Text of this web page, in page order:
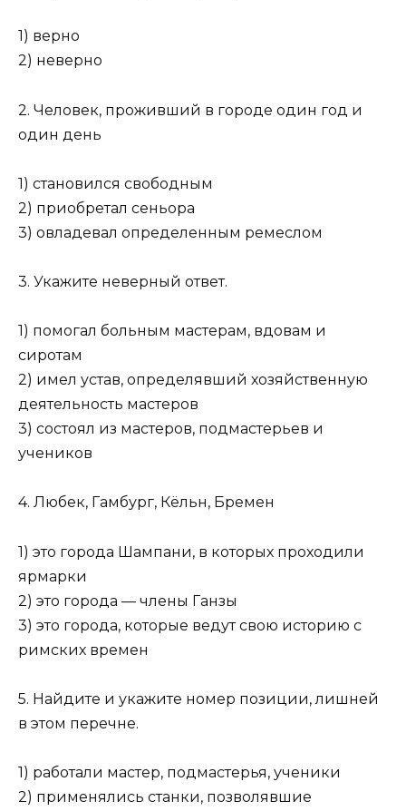
1) верно
2) неверно
2. Человек, проживший в городе один год и
один день
1) становился свободным
2) приобретал сеньора
3) овладевал определенным ремеслом
3. Укажите неверный ответ.
1) помогал больным мастерам, вдовам и
сиротам
2) имел устав, определявший хозяйственную
деятельность мастеров
3) состоял из мастеров, подмастерьев и
учеников
4. Любек, Гамбург, Кёльн, Бремен
1) это города Шампани, в которых проходили
ярмарки
2) это города — члены Ганзы
3) это города, которые ведут свою историю с
римских времен
5. Найдите и укажите номер позиции, лишней
в этом перечне.
1) работали мастер, подмастерья, ученики
2) применялись станки, позволявшие